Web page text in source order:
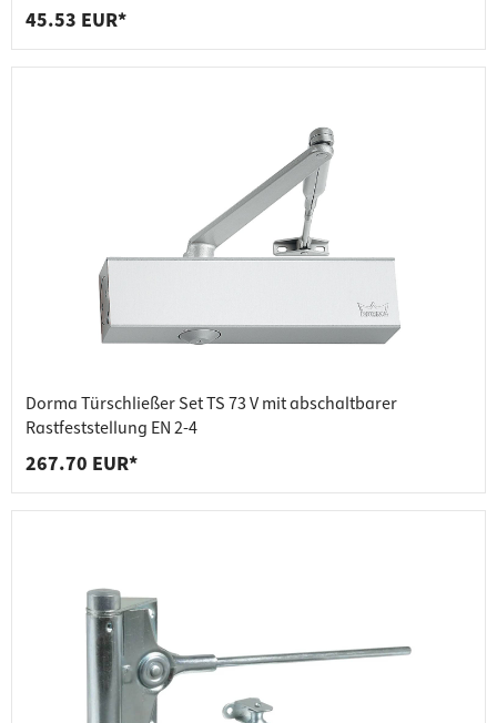
45.53 EUR*
Dorma Türschließer Set TS 73 V mit abschaltbarer
Rastfeststellung EN 2-4
267.70 EUR*